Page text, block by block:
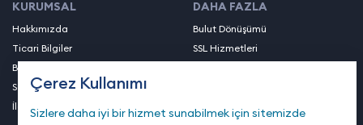
KURUMSAL
Hakkımızda
Ticari Bilgiler
Banka Hesapları
Sözleşmeler
İletişim
DAHA FAZLA
Bulut Dönüşümü
SSL Hizmetleri
Blog
Çerez Kullanımı
Sizlere daha iyi bir hizmet sunabilmek için sitemizde